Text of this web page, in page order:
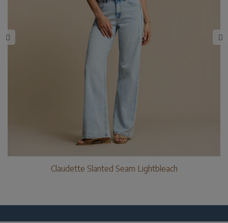
Claudette Slanted Seam Lightbleach